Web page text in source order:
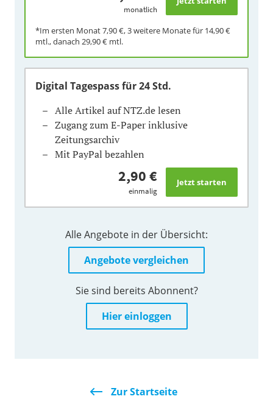
monatlich
*Im ersten Monat7,90 €, 3 weitere Monate für 14,90 €
mtl., danach 29,90 € mtl.
Digital Tagespassfür 24 Std.
Alle Artikel auf NTZ.de lesen
Zugang zum E-Paper inklusive
Zeitungsarchiv
Mit PayPal bezahlen
2,90 €
einmalig
Alle Angebote in der Übersicht:
Angebote vergleichen
Sie sind bereits Abonnent?
Hier einloggen
Zur Startseite